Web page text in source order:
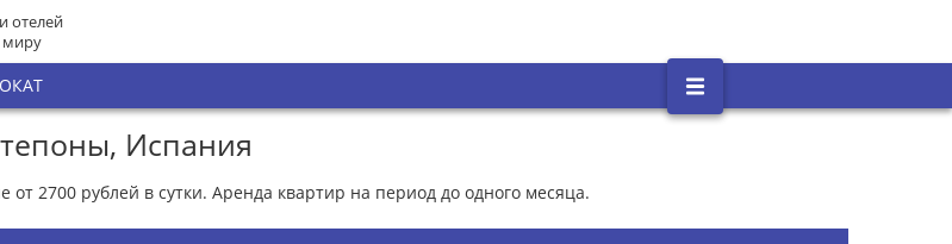
отелей
миру
Испания
2700 рублей в сутки. Аренда квартир на период до одного месяца.